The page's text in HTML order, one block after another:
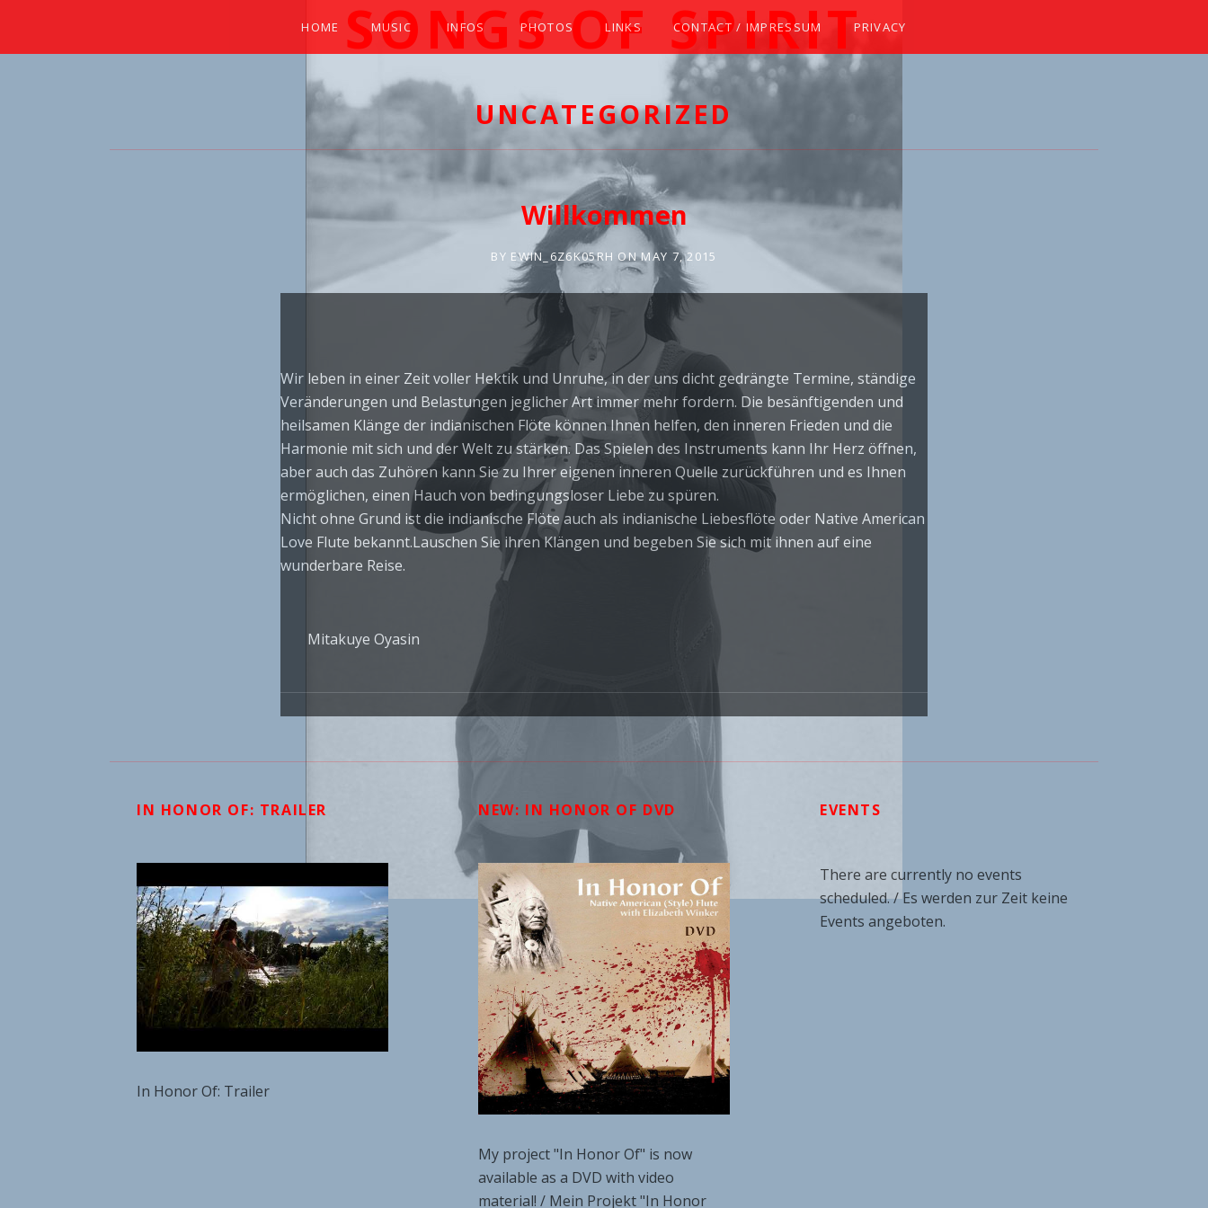
SONGS OF SPIRIT
EXPERIENCE THE SOUNDS OF THE NATIVE AMERICAN (STYLE) FLUTE WITH ELIZABETH WINKER
HOME MUSIC INFOS PHOTOS LINKS CONTACT / IMPRESSUM PRIVACY
UNCATEGORIZED
Willkommen
BY EWIN_6Z6K05RH ON MAY 7, 2015
Wir leben in einer Zeit voller Hektik und Unruhe, in der uns dicht gedrängte Termine, ständige
Veränderungen und Belastungen jeglicher Art immer mehr fordern. Die besänftigenden und
heilsamen Klänge der indianischen Flöte können Ihnen helfen, den inneren Frieden und die
Harmonie mit sich und der Welt zu stärken. Das Spielen des Instruments kann Ihr Herz öffnen,
aber auch das Zuhören kann Sie zu Ihrer eigenen inneren Quelle zurückführen und es Ihnen
ermöglichen, einen Hauch von bedingungsloser Liebe zu spüren.
Nicht ohne Grund ist die indianische Flöte auch als indianische Liebesflöte oder Native American
Love Flute bekannt.Lauschen Sie ihren Klängen und begeben Sie sich mit ihnen auf eine
wunderbare Reise.
Mitakuye Oyasin
IN HONOR OF: TRAILER
In Honor Of: Trailer
NEW: IN HONOR OF DVD
My project "In Honor Of" is now
available as a DVD with video
material! / Mein Projekt "In Honor
EVENTS
There are currently no events
scheduled. / Es werden zur Zeit keine
Events angeboten.